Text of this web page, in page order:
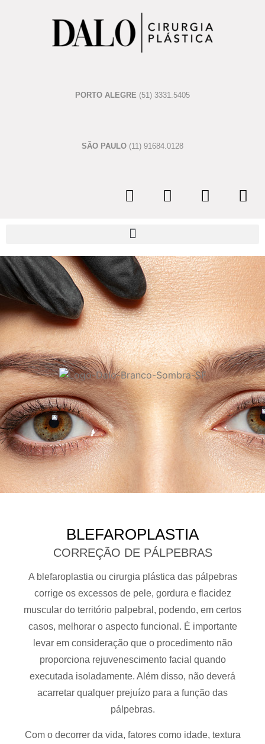
PORTO ALEGRE (51) 3331.5405
SÃO PAULO (11) 91684.0128
BLEFAROPLASTIA
CORREÇÃO DE PÁLPEBRAS
A blefaroplastia ou cirurgia plástica das pálpebras
corrige os excessos de pele, gordura e flacidez
muscular do território palpebral, podendo, em certos
casos, melhorar o aspecto funcional. É importante
levar em consideração que o procedimento não
proporciona rejuvenescimento facial quando
executada isoladamente. Além disso, não deverá
acarretar qualquer prejuízo para a função das
pálpebras.
Com o decorrer da vida, fatores como idade, textura